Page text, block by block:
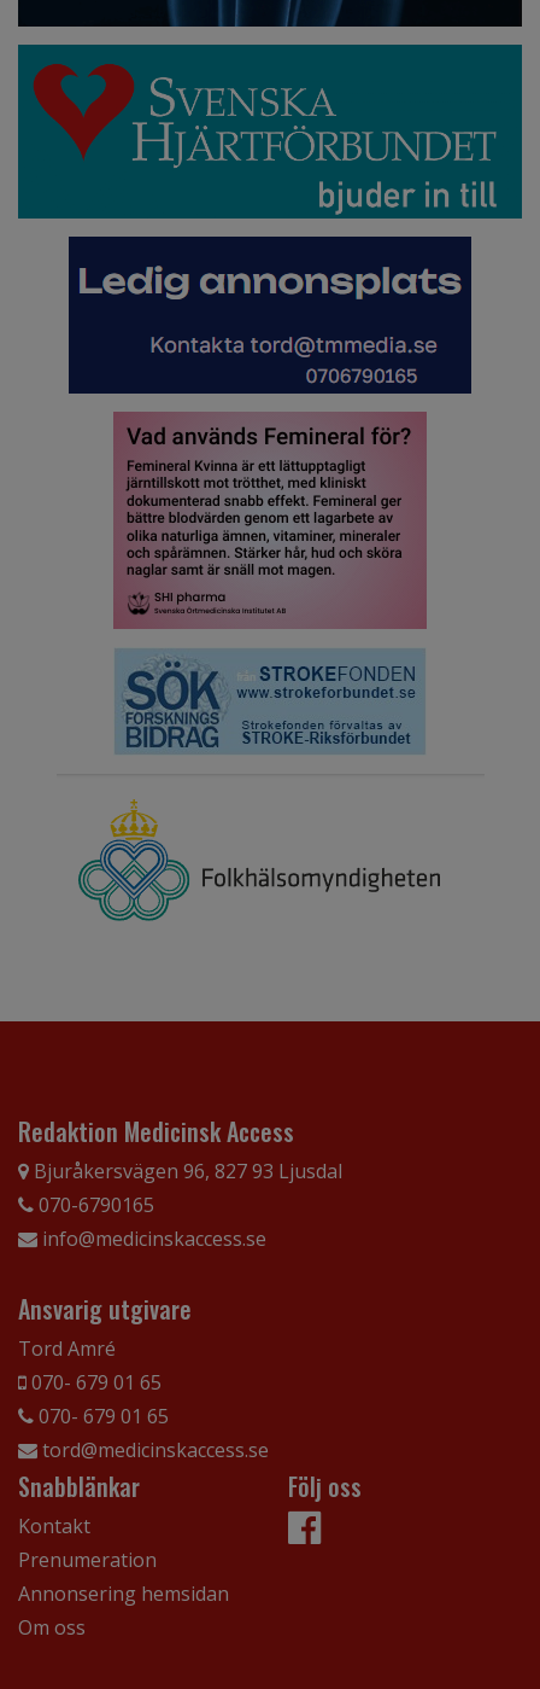
Redaktion Medicinsk Access
Bjuråkersvägen 96, 827 93 Ljusdal
070-6790165
info@medicinskaccess.se
Ansvarig utgivare
Tord Amré
070- 679 01 65
070- 679 01 65
tord@medicinskaccess.se
Snabblänkar
Kontakt
Prenumeration
Annonsering hemsidan
Om oss
Följ oss